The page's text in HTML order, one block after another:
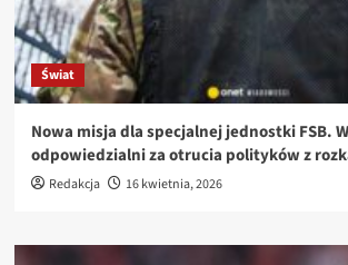
Świat
Nowa misja dla specjalnej jednostki FSB.
odpowiedzialni za otrucia polityków z
Redakcja 16 kwietnia, 2026